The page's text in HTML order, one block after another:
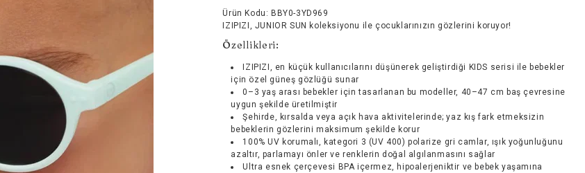
Ürün Kodu : BBY0-3YD969
IZIPIZI, JUNIOR SUN koleksiyonu ile çocuklarınızın gözlerini koruyor!
Özellikleri:
IZIPIZI, en küçük kullanıcılarını düşünerek geliştirdiği KIDS serisi ile bebekler
için özel güneş gözlüğü sunar
0–3 yaş arası bebekler için tasarlanan bu modeller, 40–47 cm baş çevresine
uygun şekilde üretilmiştir
Şehirde, kırsalda veya açık hava aktivitelerinde; yaz kış fark etmeksizin
bebeklerin gözlerini maksimum şekilde korur
100% UV korumalı, kategori 3 (UV 400) polarize gri camlar, ışık yoğunluğunu
azaltır, parlamayı önler ve renklerin doğal algılanmasını sağlar
Ultra esnek çerçevesi BPA içermez, hipoalerjeniktir ve bebek yaşamına